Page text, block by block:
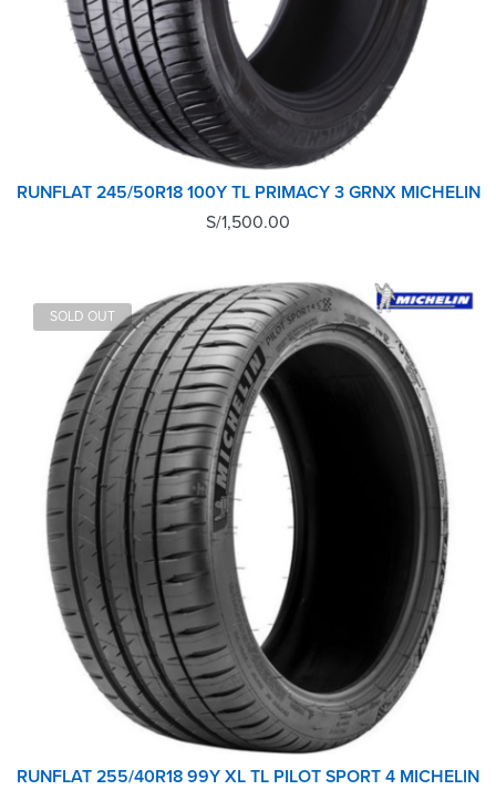
RUNFLAT 245/50R18 100Y TL PRIMACY 3 GRNX MICHELIN
S/1,500.00
SOLD OUT
RUNFLAT 255/40R18 99Y XL TL PILOT SPORT 4 MICHELIN